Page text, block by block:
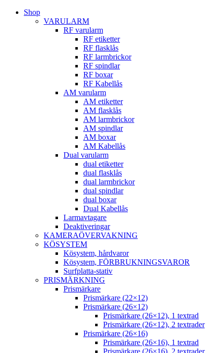
Shop
VARULARM
RF varularm
RF etiketter
RF flasklås
RF larmbrickor
RF spindlar
RF boxar
RF Kabellås
AM varularm
AM etiketter
AM flasklås
AM larmbrickor
AM spindlar
AM boxar
AM Kabellås
Dual varularm
dual etiketter
dual flasklås
dual larmbrickor
dual spindlar
dual boxar
Dual Kabellås
Larmavtagare
Deaktiveringar
KAMERAÖVERVAKNING
KÖSYSTEM
Kösystem, hårdvaror
Kösystem, FÖRBRUKNINGSVAROR
Surfplatta-stativ
PRISMÄRKNING
Prismärkare
Prismärkare (22×12)
Prismärkare (26×12)
Prismärkare (26×12), 1 textrad
Prismärkare (26×12), 2 textrader
Prismärkare (26×16)
Prismärkare (26×16), 1 textrad
Prismärkare (26×16), 2 textrader